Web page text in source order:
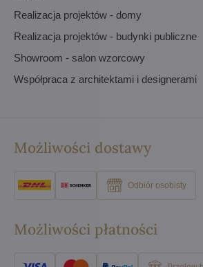
Realizacja projektów - domy
Realizacja projektów - budynki publiczne
Showroom - salon wzorcowy
Współpraca z architektami i designerami
Możliwości dostawy
Odbiór osobisty
Możliwości płatności